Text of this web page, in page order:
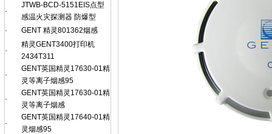
·
JTWB-BCD-5151EIS点型
感温火灾探测器 防爆型
·
GENT 精灵801362烟感
·
精灵GENT3400打印机
2434T311
·
GENT英国精灵17630-01精
灵等离子烟感95
·
GENT英国精灵17630-01精
灵等离子烟感
·
GENT英国精灵17640-01精
灵烟感95